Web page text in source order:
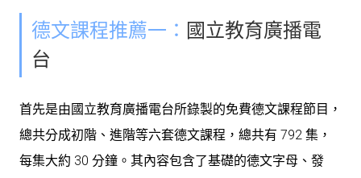
德文課程推薦一： 國立教育廣播電
台
首先是由國立教育廣播電台所錄製的免費德文課程節目，
總共分成初階、進階等六套德文課程，總共有 792 集，
每集大約 30 分鐘。其內容包含了基礎的德文字母、發